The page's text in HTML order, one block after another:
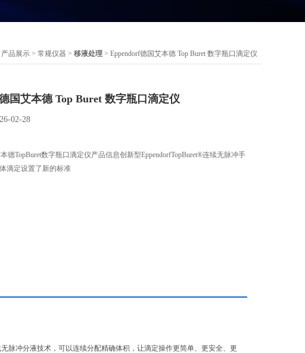
产品展示 > 常规仪器 > 移液处理 > Eppendorf德国艾本德 Top Buret 数字瓶口滴定仪
国艾本德 Top Buret 数字瓶口滴定仪
02-28
德TopBuret数字瓶口滴定仪产品信息创新型EppendorfTopBuret®连续无脉冲手
滴定设置了新的标准
脉冲分液技术，可以连续分配精确体积，让滴定操作更简单、更安全、更